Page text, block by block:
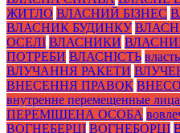
ЖИТЛО ВЛАСНИЙ БІЗНЕС
ВЛАСНИК БУДИНКУ
ОСЕЛІ ВЛАСНИКИ
ПОТРЕБИ ВЛАСНІСТЬ власть
ВЛУЧАННЯ РАКЕТИ
ВНЕСЕННЯ ПРАВОК
внутренне перемещенные лица
ПЕРЕМІЩЕНА ОСОБА
ВОГНЕБЕРЦІ ВОГНЕБОРЦІ